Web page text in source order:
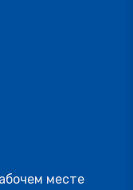
месте